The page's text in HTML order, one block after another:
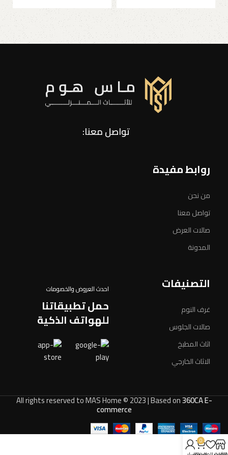
تواصل معنا:
روابط مفيدة
من نحن
تواصل معنا
صالات العرض
المدونة
التصنيفات
غرف النوم
صالات الجلوس
اثاث المطبخ
الاثاث الخارجي
احدث العروض والخصومات
حمل تطبيقاتنا
للهواتف الذكية
All rights reserved to MAS Home © 2023 | Based on360CA E-
commerce
0